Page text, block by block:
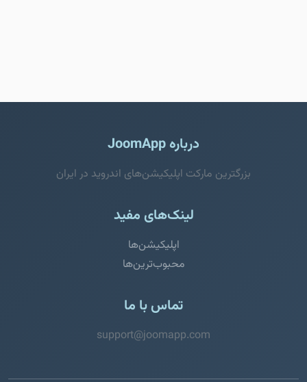
درباره JoomApp
بزرگترین مارکت اپلیکیشن‌های اندروید در ایران
لینک‌های مفید
اپلیکیشن‌ها
محبوب‌ترین‌ها
تماس با ما
support@joomapp.com